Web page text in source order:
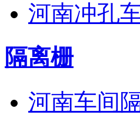
河南冲孔
隔离栅
河南车间